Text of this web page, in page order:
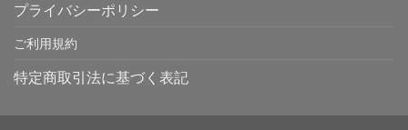
プライバシーポリシー
ご利用規約
特定商取引法に基づく表記